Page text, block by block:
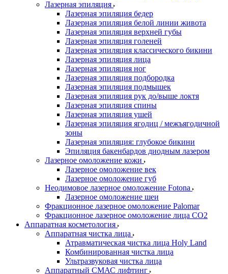
Лазерная эпиляция
Лазерная эпиляция бедер
Лазерная эпиляция белой линии живота
Лазерная эпиляция верхней губы
Лазерная эпиляция голеней
Лазерная эпиляция классического бикини
Лазерная эпиляция лица
Лазерная эпиляция ног
Лазерная эпиляция подбородка
Лазерная эпиляция подмышек
Лазерная эпиляция рук до/выше локтя
Лазерная эпиляция спины
Лазерная эпиляция ушей
Лазерная эпиляция ягодиц / межъягодичной
зоны
Лазерная эпиляция: глубокое бикини
Эпиляция бакенбардов диодным лазером
Лазерное омоложение кожи
Лазерное омоложение век
Лазерное омоложение губ
Неодимовое лазерное омоложение Fotona
Лазерное омоложение шеи
Фракционное лазерное омоложение Palomar
Фракционное лазерное омоложение лица СО2
Аппаратная косметология
Аппаратная чистка лица
Атравматическая чистка лица Holy Land
Комбинированная чистка лица
Ультразвуковая чистка лица
Аппаратный СМАС лифтинг